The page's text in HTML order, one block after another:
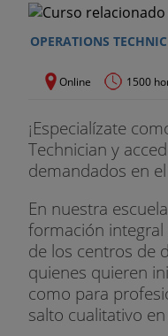
acreditará tus
carrera profesional
Introducción a la
Este curso sirve de
cuántica y se
otras ingenierías
computación y una
compleja. El curso
refresco de los
básicos necesarios
cómo se miden los
de aquí, se
desde la esfera de
OPERATIONS
Online 1500
¡Especialízate
Technician y
demandados en
En nuestra
formación
de los centros de
quienes quieren
como para
salto cualitativo